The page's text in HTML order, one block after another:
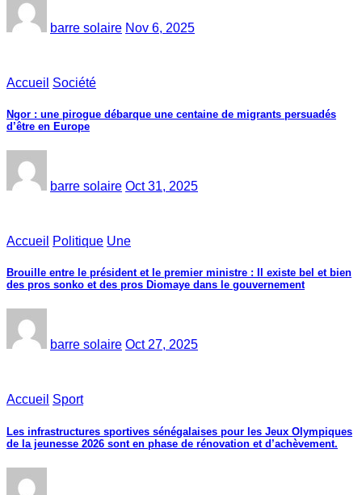
barre solaire Nov 6, 2025
Accueil Société
Ngor : une pirogue débarque une centaine de migrants persuadés
d’être en Europe
barre solaire Oct 31, 2025
Accueil Politique Une
Brouille entre le président et le premier ministre : Il existe bel et bien
des pros sonko et des pros Diomaye dans le gouvernement
barre solaire Oct 27, 2025
Accueil Sport
Les infrastructures sportives sénégalaises pour les Jeux Olympiques
de la jeunesse 2026 sont en phase de rénovation et d’achèvement.